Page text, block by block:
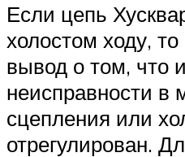
Если цепь
холостом ходу,
вывод о том, что
неисправности в
сцепления или
отрегулирован.